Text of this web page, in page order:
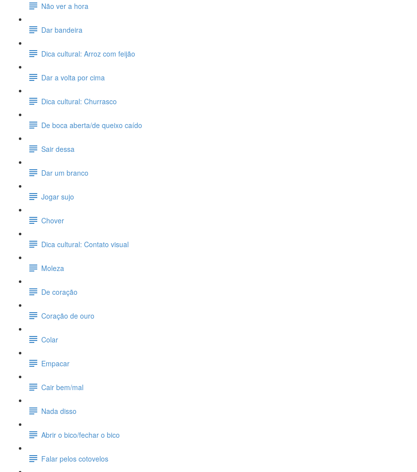
Não ver a hora
Dar bandeira
Dica cultural: Arroz com feijão
Dar a volta por cima
Dica cultural: Churrasco
De boca aberta/de queixo caído
Sair dessa
Dar um branco
Jogar sujo
Chover
Dica cultural: Contato visual
Moleza
De coração
Coração de ouro
Colar
Empacar
Cair bem/mal
Nada disso
Abrir o bico/fechar o bico
Falar pelos cotovelos